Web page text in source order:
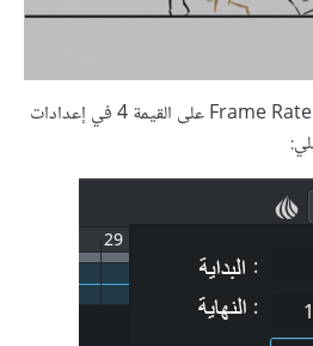
اضبط معدّل الإطارات Frame Rate على القيمة 4 في إعدادات